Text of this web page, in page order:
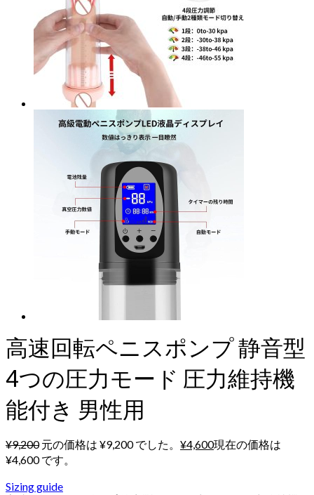
高速回転ペニスポンプ 静音型
4つの圧力モード 圧力維持機
能付き 男性用
¥9,200 元の価格は ¥9,200 でした。 ¥4,600現在の価格は
¥4,600 です。
Sizing guide